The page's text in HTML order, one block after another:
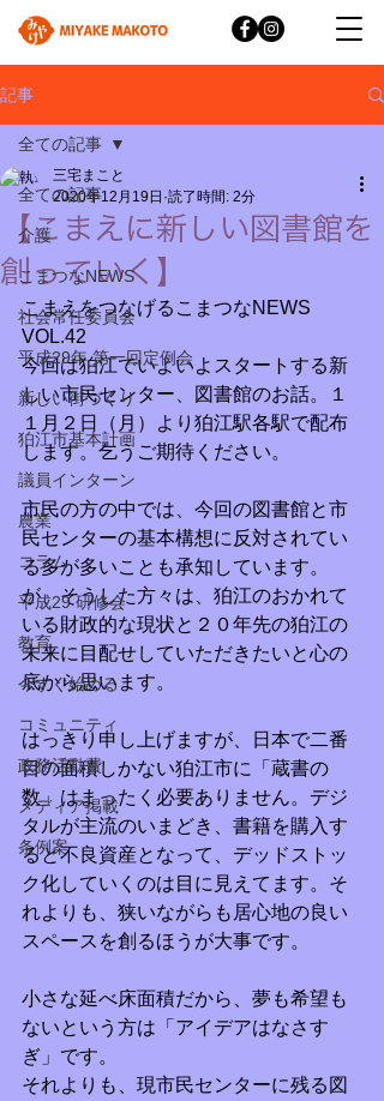
記事
全ての記事
介護
こまつなNEWS
社会常任委員会
平成29年 第一回定例会
新しい街づくり
狛江市基本計画
議員インターン
農業
コラム
平成29 研修会
教育
今すぐ始める
コミュニティ
政務活動費
メディア掲載
条例案
全ての記事
【こまえに新しい図書館を
創っていく】
三宅まこと
2020年12月19日 読了時間: 2分
こまえをつなげるこまつなNEWS
VOL.42
今回は狛江でいよいよスタートする新
しい市民センター、図書館のお話。１
１月２日（月）より狛江駅各駅で配布
します。乞うご期待ください。
市民の方の中では、今回の図書館と市
民センターの基本構想に反対されてい
る多が多いことも承知しています。
が、そうした方々は、狛江のおかれて
いる財政的な現状と２０年先の狛江の
未来に目配せしていただきたいと心の
底から思います。
はっきり申し上げますが、日本で二番
目の面積しかない狛江市に「蔵書の
数」はまったく必要ありません。デジ
タルが主流のいまどき、書籍を購入す
ると不良資産となって、デッドストッ
ク化していくのは目に見えてます。そ
れよりも、狭いながらも居心地の良い
スペースを創るほうが大事です。
小さな延べ床面積だから、夢も希望も
ないという方は「アイデアはなさす
ぎ」です。
それよりも、現市民センターに残る図